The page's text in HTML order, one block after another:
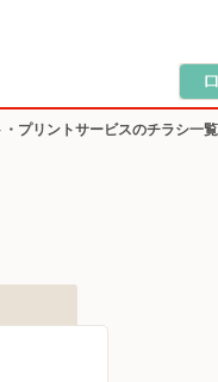
・プリントサービスのチラシ一覧